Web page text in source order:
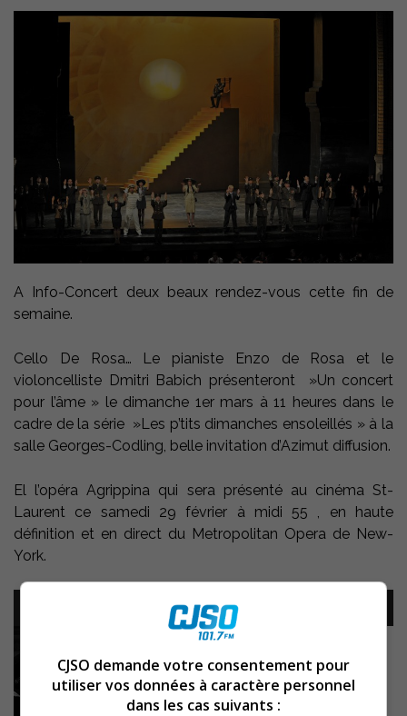
A Info-Concert deux beaux rendez-vous cette fin de
semaine.
Cello De Rosa… Le pianiste Enzo de Rosa et le
violoncelliste Dmitri Babich présenteront »Un concert
pour l’âme » le dimanche 1er mars à 11 heures dans le
cadre de la série »Les p’tits dimanches ensoleillés » à la
salle Georges-Codling, belle invitation d’Azimut diffusion.
El l’opéra Agrippina qui sera présenté au cinéma St-
Laurent ce samedi 29 février à midi 55 , en haute
définition et en direct du Metropolitan Opera de New-
York.
CJSO demande votre consentement pour
utiliser vos données à caractère personnel
dans les cas suivants :